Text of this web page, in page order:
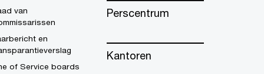
van
en
of Service boards
Perscentrum
Kantoren